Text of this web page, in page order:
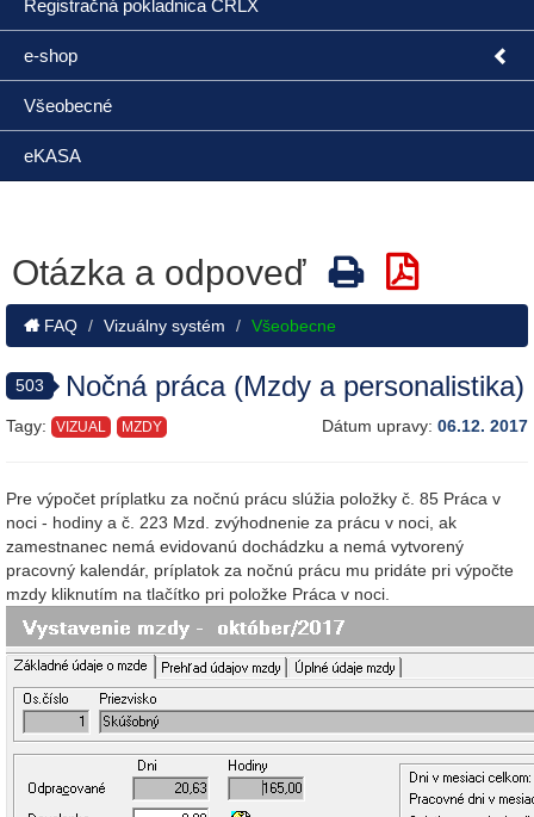
Registračná pokladnica CRLX
e-shop
Všeobecné
eKASA
Otázka a odpoveď
FAQ Vizuálny systém Všeobecne
503 Nočná práca (Mzdy a personalistika)
Tagy: VIZUAL MZDY Dátum upravy: 06.12. 2017
Pre výpočet príplatku za nočnú prácu slúžia položky č. 85 Práca v
noci - hodiny a č. 223 Mzd. zvýhodnenie za prácu v noci, ak
zamestnanec nemá evidovanú dochádzku a nemá vytvorený
pracovný kalendár, príplatok za nočnú prácu mu pridáte pri výpočte
mzdy kliknutím na tlačítko pri položke Práca v noci.